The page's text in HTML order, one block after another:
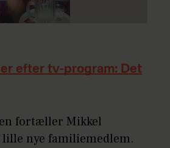
efter tv-program: Det
fortæller Mikkel
nye familiemedlem.